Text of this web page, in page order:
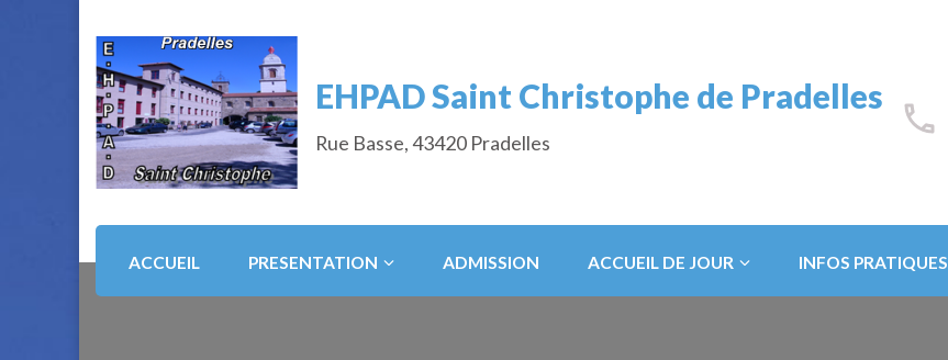
EHPAD Saint Christophe de Pradelles
Rue Basse, 43420 Pradelles
ACCUEIL PRESENTATION ADMISSION ACCUEIL DE JOUR INFOS PRATIQUES